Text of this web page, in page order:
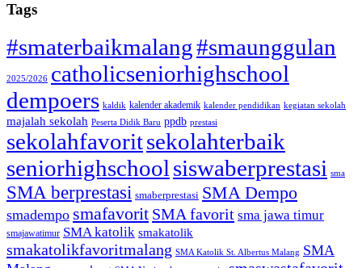
Tags
#smaterbaikmalang#smaunggulan
2025/2026 catholicseniorhighschool
dempoers kaldik kalender akademik kalender pendidikan kegiatan sekolah
majalah sekolah Peserta Didik Baru ppdb prestasi
sekolahfavoritsekolahterbaik
seniorhighschool siswaberprestasi sma
SMA berprestasi smaberprestasi SMA Dempo
smadempo smafavorit SMA favorit sma jawa timur
smajawatimur SMA katolik smakatolik
smakatolikfavoritmalang SMA Katolik St. Albertus Malang SMA